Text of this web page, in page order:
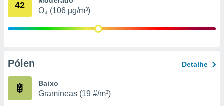
42
O₃ (106 µg/m³)
Pólen Detalhe
Baixo
Gramíneas (19 #/m³)